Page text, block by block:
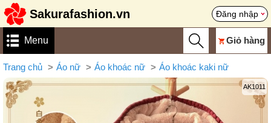
Sakurafashion.vn Đăng nhập
Menu Giỏ hàng
Trang chủ Áo nữ Áo khoác nữ Áo khoác kaki nữ
AK1011